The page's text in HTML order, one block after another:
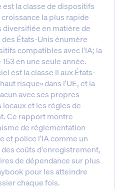
la classe de dispositifs
la plus rapide
en matière de
États-Unis énumère
compatibles avec l'IA; la
en une seule année.
est la classe II aux États-
risque» dans l'UE, et la
avec ses propres
et les règles de
Ce rapport montre
de réglementation
et police l'IA comme un
coûts d'enregistrement,
de dépendance sur plus
pour les atteindre
chaque fois.